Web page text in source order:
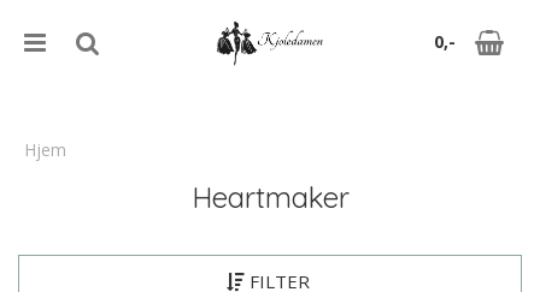
0,-
Hjem
Heartmaker
FILTER